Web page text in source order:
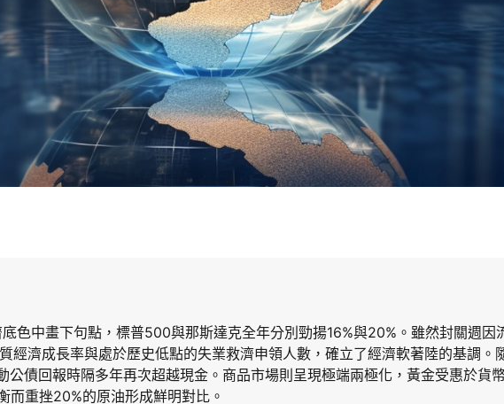
色中畫下句點，標普500與那斯達克全年分別勁揚16%與20%。雖然封關週因
經濟成長率與處於歷史低點的失業救濟申領人數，確立了經濟軟著陸的基調。
公債回報時隔多年再次超越現金。商品市場則呈現極端兩極化，黃金受惠於貨
而重挫20%的原油形成鮮明對比。